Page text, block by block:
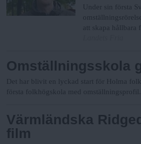
Under sin första
att skapa hållbara
Omställningsskola
Det har blivit en lyckad start för Holma
första folkhögskola med omställningsprofil.
Värmländska
film